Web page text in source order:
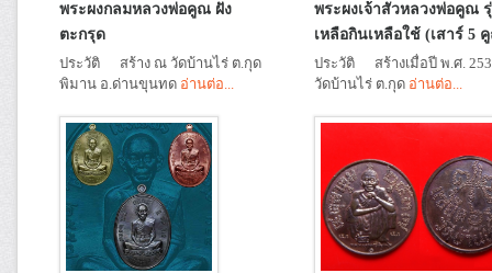
พระผงกลมหลวงพ่อคูณ ฝัง
ตะกรุด
ประวัติ สร้าง ณ วัดบ้านไร่ ต.กุด
พิมาน อ.ด่านขุนทด อ่านต่อ...
พระผงเจ้าสัวหลวงพ่อคูณ
เหลือกินเหลือใช้ (เสาร์ 5
ประวัติ สร้างเมื่อปี พ.ศ.
วัดบ้านไร่ ต.กุด อ่านต่อ...